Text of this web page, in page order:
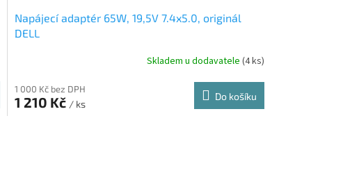
Napájecí adaptér 65W, 19,5V 7.4x5.0, originál
DELL
Skladem u dodavatele (4 ks)
1 000 Kč bez DPH
1 210 Kč / ks
Do košíku